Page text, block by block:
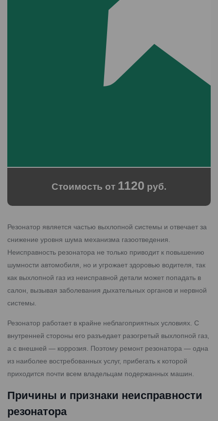
Стоимость от 1120 руб.
Резонатор является частью выхлопной системы и отвечает за
снижение уровня шума механизма газоотведения.
Неисправность резонатора не только приводит к повышению
шумности автомобиля, но и угрожает здоровью водителя, так
как выхлопной газ из неисправной детали может попадать в
салон, вызывая заболевания дыхательных органов и нервной
системы.
Резонатор работает в крайне неблагоприятных условиях. С
внутренней стороны его разъедает разогретый выхлопной газ,
а с внешней — коррозия. Поэтому ремонт резонатора — одна
из наиболее востребованных услуг, прибегать к которой
приходится почти всем владельцам подержанных машин.
Причины и признаки неисправности
резонатора